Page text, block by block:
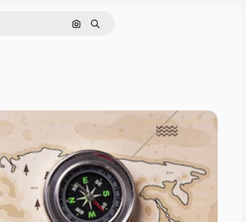
Поиск по изображению
Поиск